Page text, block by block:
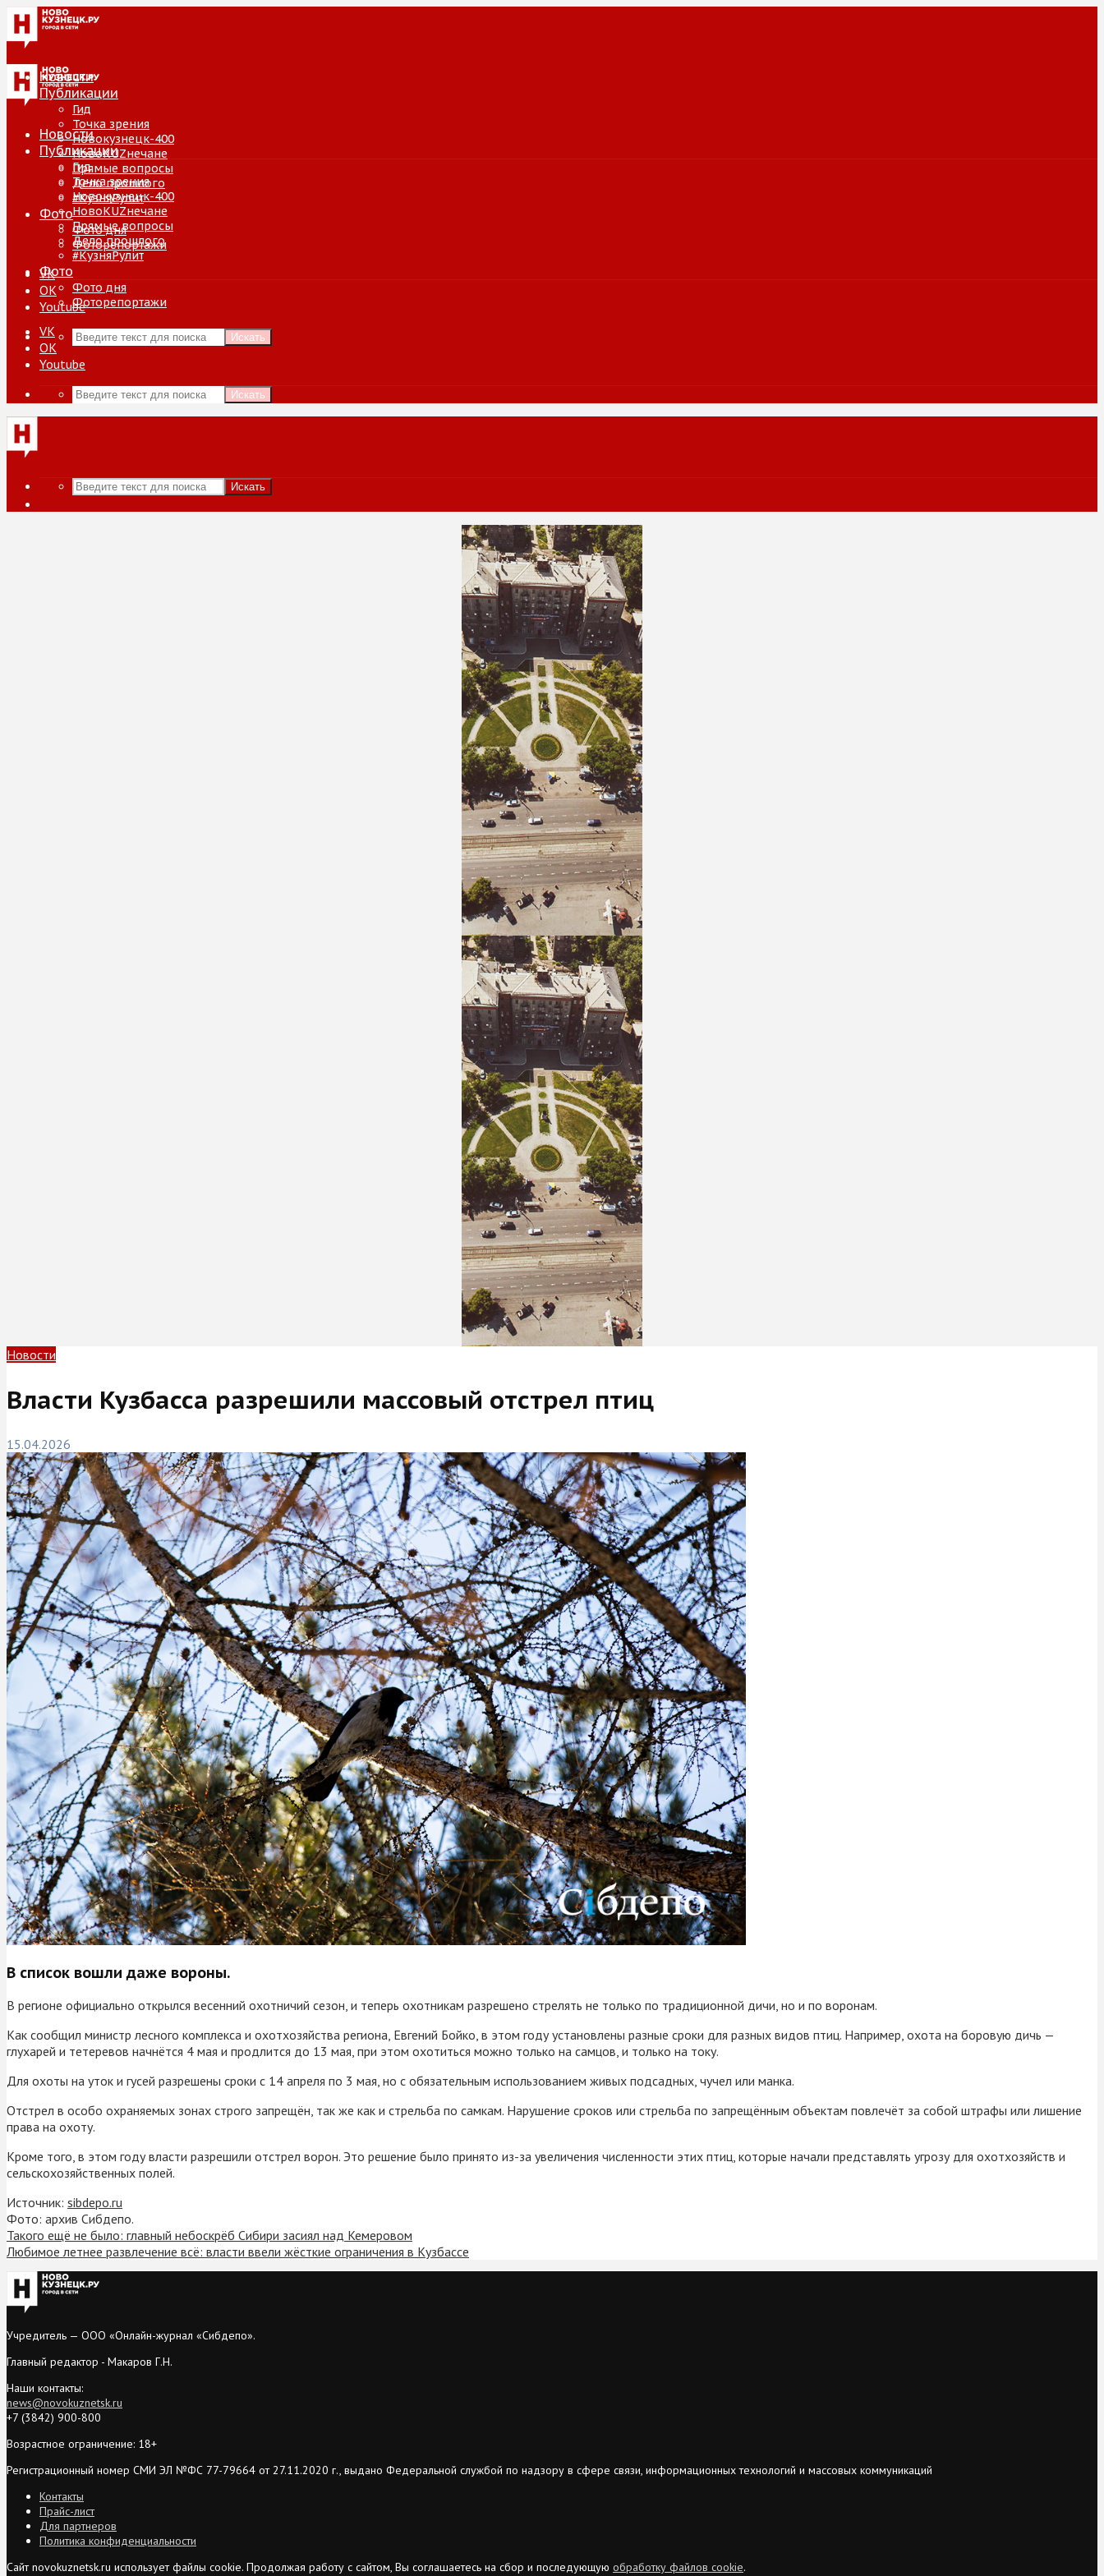
Новости
Публикации
Гид
Точка зрения
Новокузнецк-400
НовоKUZнечане
Прямые вопросы
Дело прошлого
#КузняРулит
Фото
Фото дня
Фоторепортажи
VK
ОК
Youtube
Искать
Новости
Публикации
Гид
Точка зрения
Новокузнецк-400
НовоKUZнечане
Прямые вопросы
Дело прошлого
#КузняРулит
Фото
Фото дня
Фоторепортажи
VK
ОК
Youtube
Искать
Искать
Новости
Власти Кузбасса разрешили массовый отстрел птиц
15.04.2026
В список вошли даже вороны.
В регионе официально открылся весенний охотничий сезон, и теперь охотникам разрешено стрелять не только по традиционной дичи, но и по воронам.
Как сообщил министр лесного комплекса и охотхозяйства региона, Евгений Бойко, в этом году установлены разные сроки для разных видов птиц. Например, охота на боровую дичь —
глухарей и тетеревов начнётся 4 мая и продлится до 13 мая, при этом охотиться можно только на самцов, и только на току.
Для охоты на уток и гусей разрешены сроки с 14 апреля по 3 мая, но с обязательным использованием живых подсадных, чучел или манка.
Отстрел в особо охраняемых зонах строго запрещён, так же как и стрельба по самкам. Нарушение сроков или стрельба по запрещённым объектам повлечёт за собой штрафы или лишение
права на охоту.
Кроме того, в этом году власти разрешили отстрел ворон. Это решение было принято из-за увеличения численности этих птиц, которые начали представлять угрозу для охотхозяйств и
сельскохозяйственных полей.
Источник: sibdepo.ru
Фото: архив Сибдепо.
Такого ещё не было: главный небоскрёб Сибири засиял над Кемеровом
Любимое летнее развлечение всё: власти ввели жёсткие ограничения в Кузбассе
Учредитель — ООО «Онлайн-журнал «Сибдепо».
Главный редактор - Макаров Г.Н.
Наши контакты:
news@novokuznetsk.ru
+7 (3842) 900-800
Возрастное ограничение: 18+
Регистрационный номер СМИ ЭЛ №ФС 77-79664 от 27.11.2020 г., выдано Федеральной службой по надзору в сфере связи, информационных технологий и массовых коммуникаций
Контакты
Прайс-лист
Для партнеров
Политика конфиденциальности
Сайт novokuznetsk.ru использует файлы cookie. Продолжая работу с сайтом, Вы соглашаетесь на сбор и последующую обработку файлов cookie.